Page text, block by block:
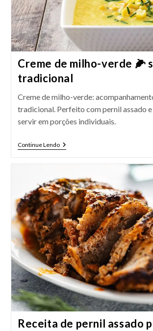
Creme de milho-verde 🌽
tradicional
Creme de milho-verde:
tradicional. Perfeito com pernil assado
servir em porções individuais.
Continue LendoCreme
De
🌽
Simples
E
Tradicional
Receita de pernil assado